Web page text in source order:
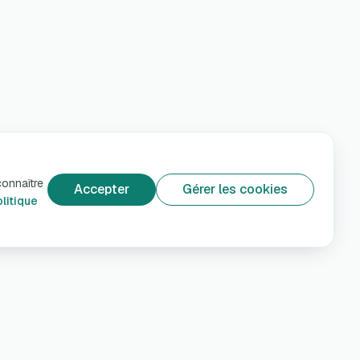
Accepter Gérer les cookies